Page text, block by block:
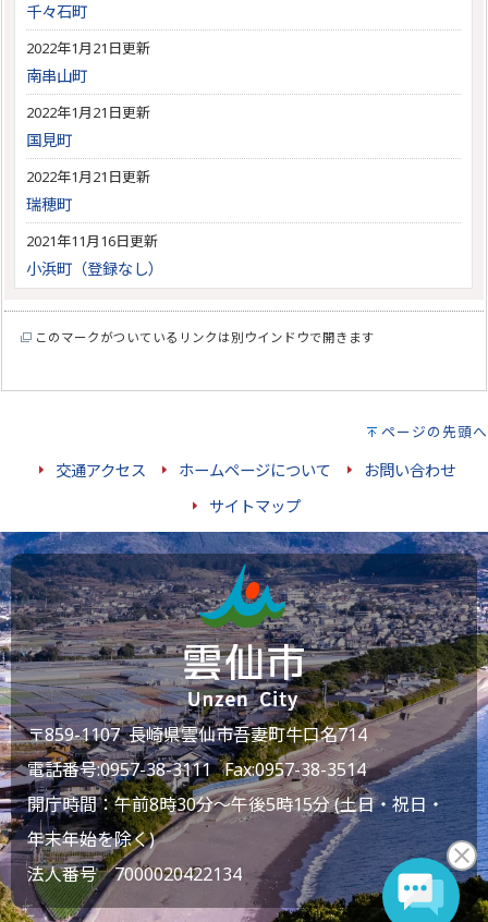
千々石町
2022年1月21日更新
南串山町
2022年1月21日更新
国見町
2022年1月21日更新
瑞穂町
2021年11月16日更新
小浜町（登録なし）
このマークがついているリンクは別ウインドウで開きます
ページの先頭へ
交通アクセス ホームページについて
お問い合わせ
サイトマップ
〒859-1107 長崎県雲仙市吾妻町牛口名714
電話番号:0957-38-3111Fax:0957-38-3514
開庁時間：午前8時30分～午後5時15分 (土日・祝日・
年末年始を除く)
法人番号 7000020422134